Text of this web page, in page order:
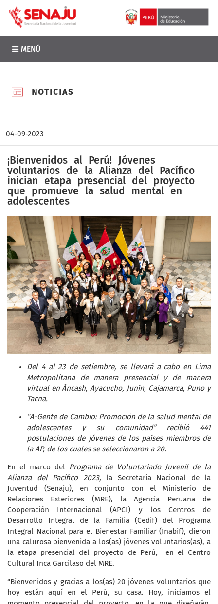
MENÚ
NOTICIAS
04-09-2023
¡Bienvenidos al Perú! Jóvenes
voluntarios de la Alianza del Pacífico
inician etapa presencial del proyecto
que promueve la salud mental en
adolescentes
Del 4 al 23 de setiembre, se llevará a cabo en Lima
Metropolitana de manera presencial y de manera
virtual en Áncash, Ayacucho, Junín, Cajamarca, Puno y
Tacna.
“A-Gente de Cambio: Promoción de la salud mental de
adolescentes y su comunidad” recibió 441
postulaciones de jóvenes de los países miembros de
la AP, de los cuales se seleccionaron a 20.
En el marco del Programa de Voluntariado Juvenil de la
Alianza del Pacífico 2023, la Secretaría Nacional de la
Juventud (Senaju), en conjunto con el Ministerio de
Relaciones Exteriores (MRE), la Agencia Peruana de
Cooperación Internacional (APCI) y los Centros de
Desarrollo Integral de la Familia (Cedif) del Programa
Integral Nacional para el Bienestar Familiar (Inabif), dieron
una calurosa bienvenida a los(as) jóvenes voluntarios(as), a
la etapa presencial del proyecto de Perú, en el Centro
Cultural Inca Garcilaso del MRE.
“Bienvenidos y gracias a los(as) 20 jóvenes voluntarios que
hoy están aquí en el Perú, su casa. Hoy, iniciamos el